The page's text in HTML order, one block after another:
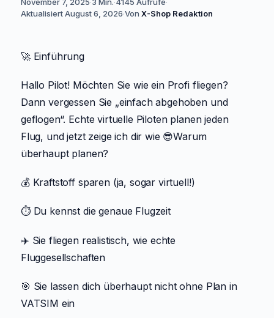
AktualisiertAugust 6, 2026·Von X-Shop Redaktion
🚀 Einführung
Hallo Pilot! Möchten Sie wie ein Profi fliegen?
Dann vergessen Sie „einfach abgehoben und
geflogen“. Echte virtuelle Piloten planen jeden
Flug, und jetzt zeige ich dir wie 😎Warum
überhaupt planen?
💰 Kraftstoff sparen (ja, sogar virtuell!)
⏱️ Du kennst die genaue Flugzeit
✈️ Sie fliegen realistisch, wie echte
Fluggesellschaften
🎯 Sie lassen dich überhaupt nicht ohne Plan in
VATSIM ein